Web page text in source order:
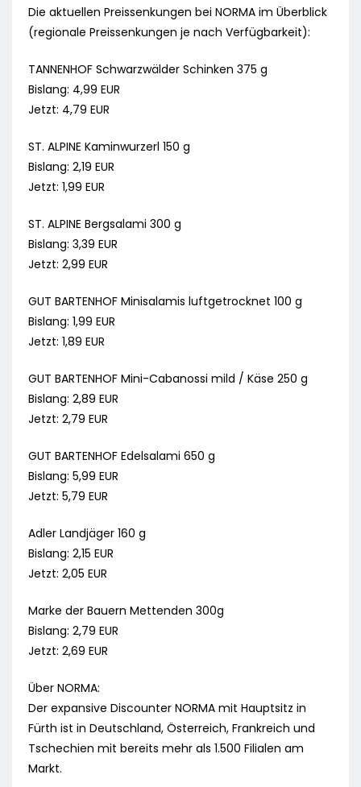
Die aktuellen Preissenkungen bei NORMA im Überblick
(regionale Preissenkungen je nach Verfügbarkeit):
TANNENHOF Schwarzwälder Schinken 375 g
Bislang: 4,99 EUR
Jetzt: 4,79 EUR
ST. ALPINE Kaminwurzerl 150 g
Bislang: 2,19 EUR
Jetzt: 1,99 EUR
ST. ALPINE Bergsalami 300 g
Bislang: 3,39 EUR
Jetzt: 2,99 EUR
GUT BARTENHOF Minisalamis luftgetrocknet 100 g
Bislang: 1,99 EUR
Jetzt: 1,89 EUR
GUT BARTENHOF Mini-Cabanossi mild / Käse 250 g
Bislang: 2,89 EUR
Jetzt: 2,79 EUR
GUT BARTENHOF Edelsalami 650 g
Bislang: 5,99 EUR
Jetzt: 5,79 EUR
Adler Landjäger 160 g
Bislang: 2,15 EUR
Jetzt: 2,05 EUR
Marke der Bauern Mettenden 300g
Bislang: 2,79 EUR
Jetzt: 2,69 EUR
Über NORMA:
Der expansive Discounter NORMA mit Hauptsitz in
Fürth ist in Deutschland, Österreich, Frankreich und
Tschechien mit bereits mehr als 1.500 Filialen am
Markt.